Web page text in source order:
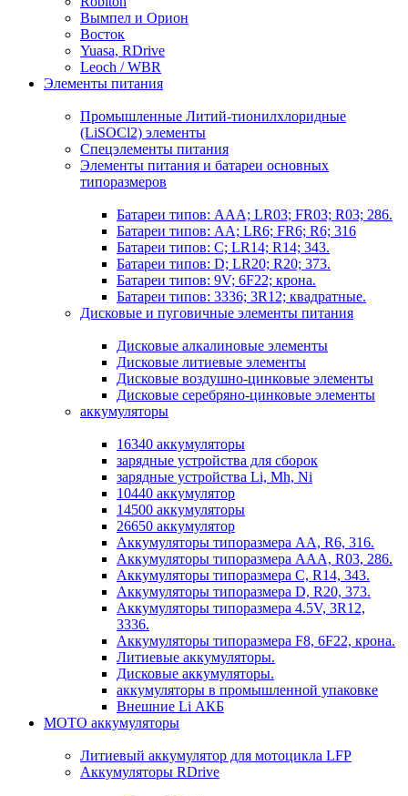
Вымпел и Орион
Восток
Yuasa, RDrive
Leoch / WBR
Элементы питания
Промышленные Литий-тионилхлоридные
(LiSOCl2) элементы
Спецэлементы питания
Элементы питания и батареи основных
типоразмеров
Батареи типов: AAA; LR03; FR03; R03; 286.
Батареи типов: AA; LR6; FR6; R6; 316
Батареи типов: C; LR14; R14; 343.
Батареи типов: D; LR20; R20; 373.
Батареи типов: 9V; 6F22; крона.
Батареи типов: 3336; 3R12; квадратные.
Дисковые и пуговичные элементы питания
Дисковые алкалиновые элементы
Дисковые литиевые элементы
Дисковые воздушно-цинковые элементы
Дисковые серебряно-цинковые элементы
аккумуляторы
16340 аккумуляторы
зарядные устройства для сборок
зарядные устройства Li, Mh, Ni
10440 аккумулятор
14500 аккумуляторы
26650 аккумулятор
Аккумуляторы типоразмера АА, R6, 316.
Аккумуляторы типоразмера ААА, R03, 286.
Аккумуляторы типоразмера С, R14, 343.
Аккумуляторы типоразмера D, R20, 373.
Аккумуляторы типоразмера 4.5V, 3R12,
3336.
Аккумуляторы типоразмера F8, 6F22, крона.
Литиевые аккумуляторы.
Дисковые аккумуляторы.
аккумуляторы в промышленной упаковке
Внешние Li АКБ
МОТО аккумуляторы
Литиевый аккумулятор для мотоцикла LFP
Аккумуляторы RDrive